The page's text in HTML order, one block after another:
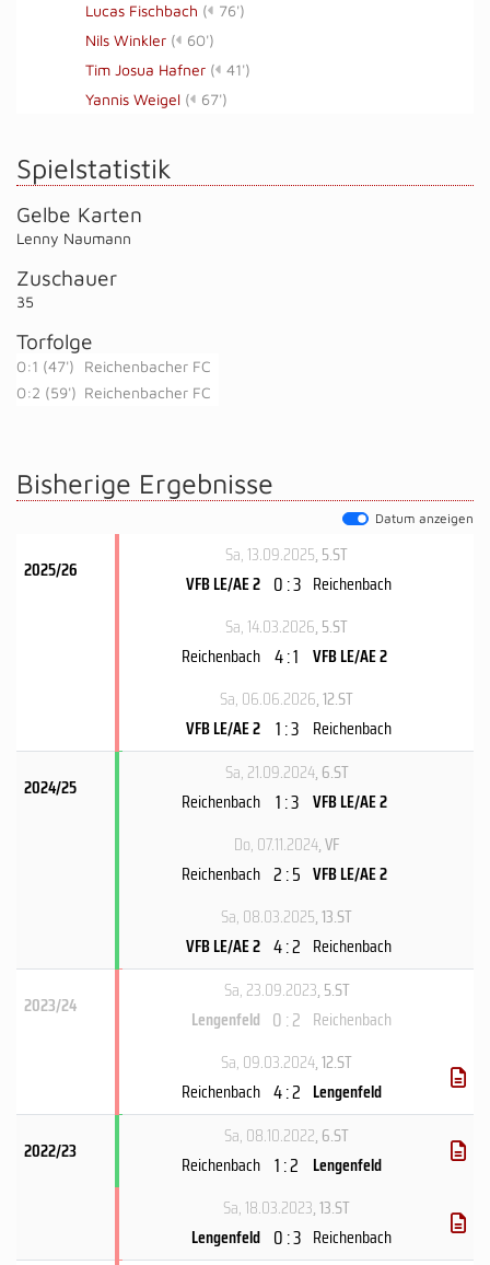
Lucas Fischbach (
76')
Nils Winkler (
60')
Tim Josua Hafner (
41')
Yannis Weigel ( 67')
Spielstatistik
Gelbe Karten
Lenny Naumann
Zuschauer
35
Torfolge
0:1 (47')
Reichenbacher FC
0:2 (59') Reichenbacher FC
Bisherige Ergebnisse
Datum anzeigen
2025/26
Sa, 13.09.2025, 5.ST
VFB LE/AE 2 0 : 3 Reichenbach
Sa, 14.03.2026, 5.ST
Reichenbach 4 : 1 VFB LE/AE 2
Sa, 06.06.2026, 12.ST
VFB LE/AE 2 1 : 3 Reichenbach
2024/25
Sa, 21.09.2024, 6.ST
Reichenbach 1 : 3 VFB LE/AE 2
Do, 07.11.2024, VF
Reichenbach 2 : 5 VFB LE/AE 2
Sa, 08.03.2025, 13.ST
VFB LE/AE 2 4 : 2 Reichenbach
2023/24
Sa, 23.09.2023, 5.ST
Lengenfeld 0 : 2 Reichenbach
Sa, 09.03.2024, 12.ST
Reichenbach 4 : 2 Lengenfeld
2022/23
Sa, 08.10.2022, 6.ST
Reichenbach 1 : 2 Lengenfeld
Sa, 18.03.2023, 13.ST
Lengenfeld 0 : 3 Reichenbach